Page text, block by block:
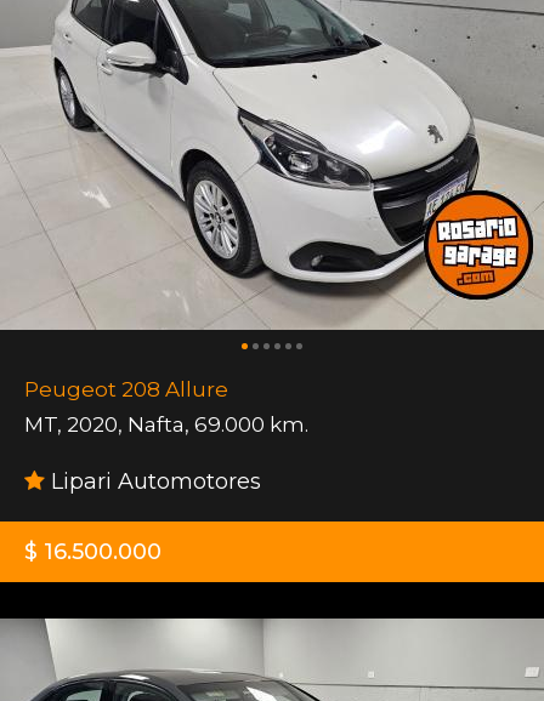
Peugeot 208 Allure
MT, 2020, Nafta, 69.000 km.
Lipari Automotores
$ 16.500.000